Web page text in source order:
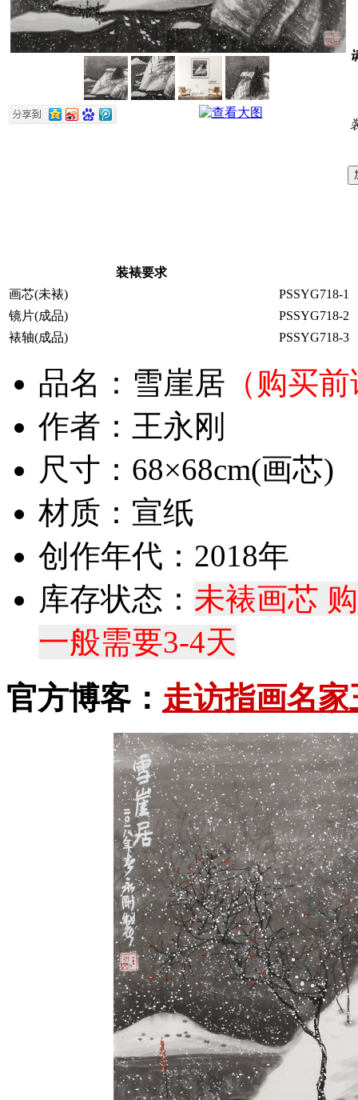
装裱要求
画芯(未裱)
PSSYG718-1
镜片(成品)
PSSYG718-2
裱轴(成品)
PSSYG718-3
品名： 雪崖居 （购买
作者：王永刚
尺寸：68×68cm(画芯)
材质：宣纸
创作年代：2018年
库存状态： 未裱画芯
一般需要3-4天
官方博客： 走访指画名